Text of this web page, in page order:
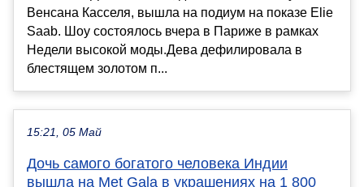
Венсана Касселя, вышла на подиум на показе Elie
Saab. Шоу состоялось вчера в Париже в рамках
Недели высокой моды.Дева дефилировала в
блестящем золотом п...
15:21, 05 Май
Дочь самого богатого человека Индии
вышла на Met Gala в украшениях на 1 800